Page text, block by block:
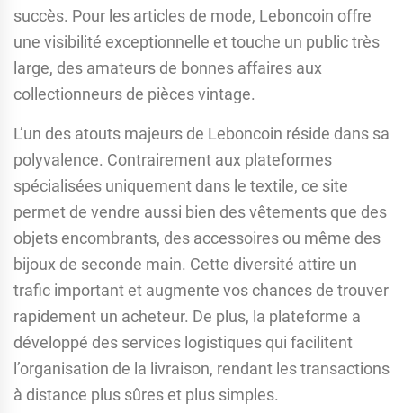
succès. Pour les articles de mode, Leboncoin offre
une visibilité exceptionnelle et touche un public très
large, des amateurs de bonnes affaires aux
collectionneurs de pièces vintage.
L’un des atouts majeurs de Leboncoin réside dans sa
polyvalence. Contrairement aux plateformes
spécialisées uniquement dans le textile, ce site
permet de vendre aussi bien des vêtements que des
objets encombrants, des accessoires ou même des
bijoux de seconde main. Cette diversité attire un
trafic important et augmente vos chances de trouver
rapidement un acheteur. De plus, la plateforme a
développé des services logistiques qui facilitent
l’organisation de la livraison, rendant les transactions
à distance plus sûres et plus simples.